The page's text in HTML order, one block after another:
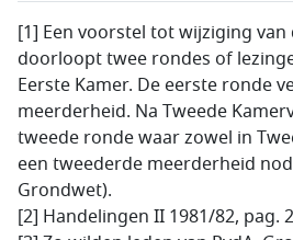
[1] Een voorstel tot wijziging
doorloopt twee rondes of
Eerste Kamer. De eerste ronde
meerderheid. Na Tweede
tweede ronde waar zowel in
een tweederde meerderheid
Grondwet).
[2] Handelingen II 1981/82, pag.